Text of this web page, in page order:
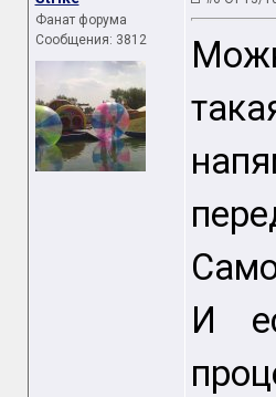
Фанат форума
Сообщения: 3812
И